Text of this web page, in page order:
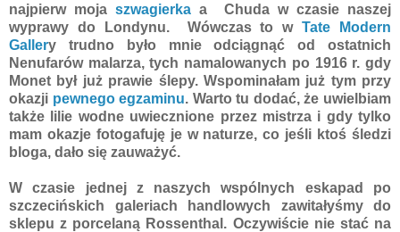
najpierw mojaszwagierka a Chuda w czasie naszej
wyprawy do Londynu. Wówczas to wTate Modern
Gallery trudno było mnie odciągnąć od ostatnich
Nenufarów malarza, tych namalowanych po 1916 r. gdy
Monet był już prawie ślepy. Wspominałam już tym przy
okazji pewnego egzaminu. Warto tu dodać, że uwielbiam
także lilie wodne uwiecznione przez mistrza i gdy tylko
mam okazje fotogafuję je w naturze, co jeśli ktoś śledzi
bloga, dało się zauważyć.
W czasie jednej z naszych wspólnych eskapad po
szczecińskich galeriach handlowych zawitałyśmy do
sklepu z porcelaną Rossenthal. Oczywiście nie stać na